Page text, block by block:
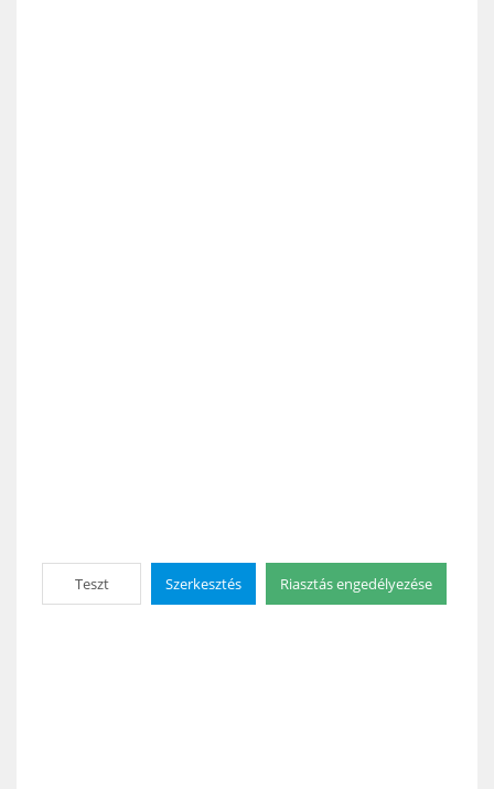
Teszt Szerkesztés Riasztás engedélyezése